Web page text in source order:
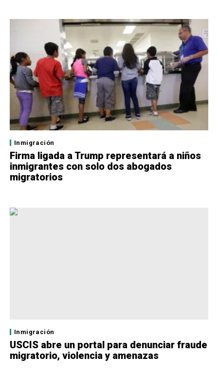
Inmigración
Firma ligada a Trump representará a niños
inmigrantes con solo dos abogados
migratorios
Inmigración
USCIS abre un portal para denunciar fraude
migratorio, violencia y amenazas